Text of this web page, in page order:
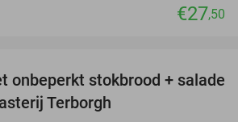
€27,50
44%
onbeperkt stokbrood + salade
Terborgh